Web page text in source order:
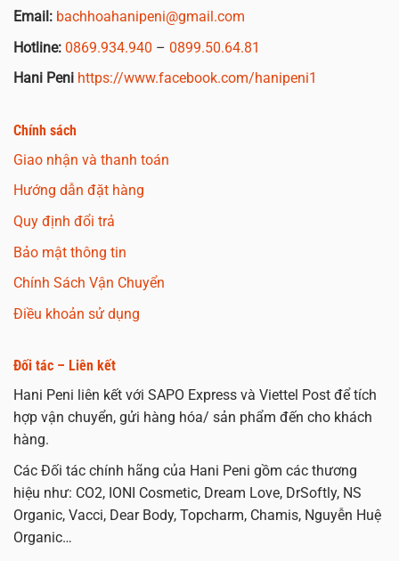
Email: bachhoahanipeni@gmail.com
Hotline: 0869.934.940 – 0899.50.64.81
Hani Peni https://www.facebook.com/hanipeni1
Chính sách
Giao nhận và thanh toán
Hướng dẫn đặt hàng
Quy định đổi trả
Bảo mật thông tin
Chính Sách Vận Chuyển
Điều khoản sử dụng
Đối tác – Liên kết
Hani Peni liên kết với SAPO Express và Viettel Post để tích
hợp vận chuyển, gửi hàng hóa/ sản phẩm đến cho khách
hàng.
Các Đối tác chính hãng của Hani Peni gồm các thương
hiệu như: CO2, IONI Cosmetic, Dream Love, DrSoftly, NS
Organic, Vacci, Dear Body, Topcharm, Chamis, Nguyễn Huệ
Organic…